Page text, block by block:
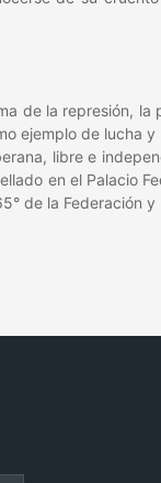
de la represión,
ejemplo de lucha
libre e
en el Palacio
de la Federación y